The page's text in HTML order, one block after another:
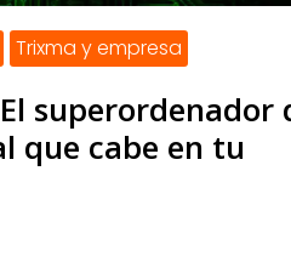
Trixma y empresa
superordenador
que cabe en tu